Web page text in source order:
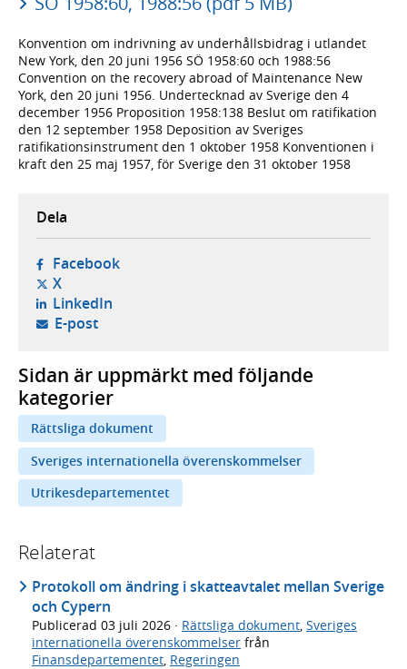
Konvention om indrivning av underhållsbidrag i utlandet
New York, den 20 juni 1956 SÖ 1958:60 och 1988:56
Convention on the recovery abroad of Maintenance New
York, den 20 juni 1956. Undertecknad av Sverige den 4
december 1956 Proposition 1958:138 Beslut om ratifikation
den 12 september 1958 Deposition av Sveriges
ratifikationsinstrument den 1 oktober 1958 Konventionen i
kraft den 25 maj 1957, för Sverige den 31 oktober 1958
Dela
Facebook- öppnas i ny flik, extern webbplats,
X- öppnas i ny flik, extern webbplats,
LinkedIn- öppnas i ny flik, extern webbplats,
E-post- öppnar din e-postklient,
Sidan är uppmärkt med följande
kategorier
Rättsliga dokument
Sveriges internationella överenskommelser
Utrikesdepartementet
Relaterat
Protokoll om ändring i skatteavtalet mellan Sverige
och Cypern
Publicerad 03 juli 2026 · Rättsliga dokument Sveriges
internationella överenskommelser från
Finansdepartementet Regeringen